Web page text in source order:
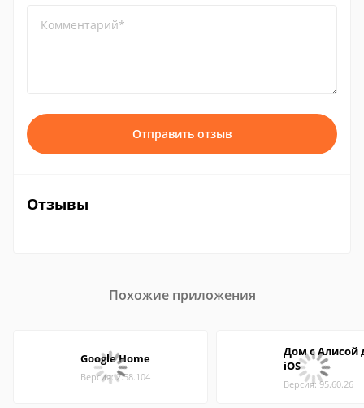
Комментарий*
Отправить отзыв
Отзывы
Похожие приложения
Google Home
Версия: 2.58.104
Дом с Алисой
iOS
Версия: 95.60.26